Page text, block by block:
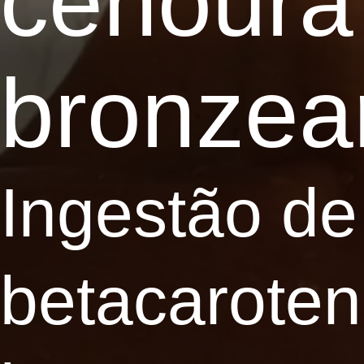
Ingestão